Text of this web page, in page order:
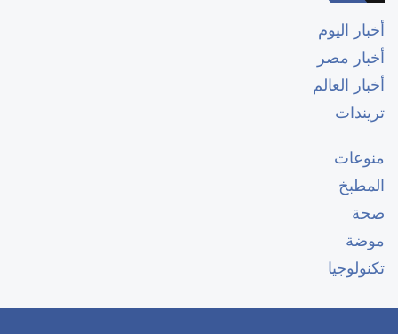
أخبار اليوم
أخبار مصر
أخبار العالم
تريندات
منوعات
المطبخ
صحة
موضة
تكنولوجيا